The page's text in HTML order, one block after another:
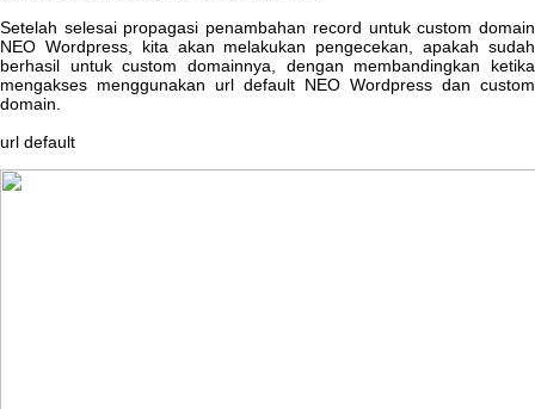
Setelah selesai propagasi penambahan record untuk custom domain
NEO Wordpress, kita akan melakukan pengecekan, apakah sudah
berhasil untuk custom domainnya, dengan membandingkan
ketika
mengakses menggunakan url default NEO Wordpress dan custom
domain.
url default